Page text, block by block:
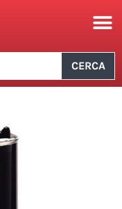
CERCA